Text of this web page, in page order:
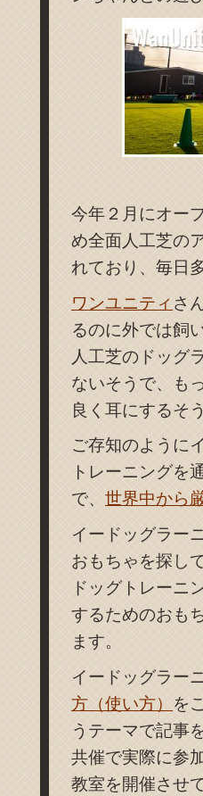
今年２月にオー
め全面人工芝の
れており、毎日
ワンユニティ さ
るのに外では飼
人工芝のドッグ
ないそうで、も
良く耳にするそ
ご存知のように
トレーニングを
で、 世界中から
イードッグラー
おもちゃを探し
ドッグトレーニ
するためのおも
ます。
イードッグラー
方（使い方） を
うテーマで記事
共催で実際に参
教室を開催させ